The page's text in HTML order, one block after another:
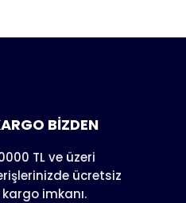
Yorum Yaz
Soru Sor
yetersiz
BİZDEN
TL ve üzeri
ücretsiz
kargo imkanı.